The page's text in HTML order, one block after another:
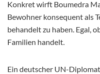
Konkret wirft Boumedra
Bewohner konsequent als
behandelt zu haben. Egal,
Familien handelt.
Ein deutscher UN-